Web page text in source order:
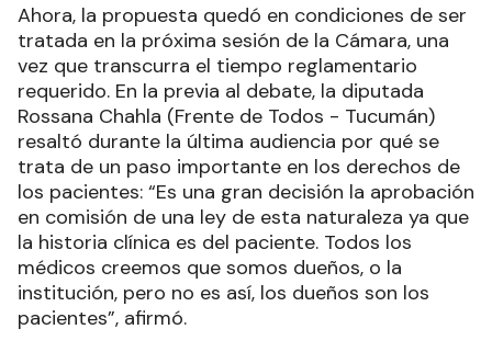
Ahora, la propuesta quedó en condiciones de ser
tratada en la próxima sesión de la Cámara, una
vez que transcurra el tiempo reglamentario
requerido. En la previa al debate, la diputada
Rossana Chahla (Frente de Todos - Tucumán)
resaltó durante la última audiencia por qué se
trata de un paso importante en los derechos de
los pacientes: “Es una gran decisión la aprobación
en comisión de una ley de esta naturaleza ya que
la historia clínica es del paciente. Todos los
médicos creemos que somos dueños, o la
institución, pero no es así, los dueños son los
pacientes”, afirmó.